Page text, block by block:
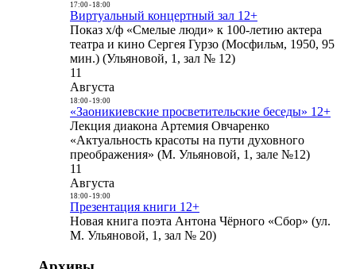
17:00- 18:00
Виртуальный концертный зал 12+
Показ х/ф «Смелые люди» к 100-летию актера
театра и кино Сергея Гурзо (Мосфильм, 1950, 95
мин.) (Ульяновой, 1, зал № 12)
11
Августа
18:00- 19:00
«Заоникиевские просветительские беседы» 12+
Лекция диакона Артемия Овчаренко
«Актуальность красоты на пути духовного
преображения» (М. Ульяновой, 1, зале №12)
11
Августа
18:00- 19:00
Презентация книги 12+
Новая книга поэта Антона Чёрного «Сбор» (ул.
М. Ульяновой, 1, зал № 20)